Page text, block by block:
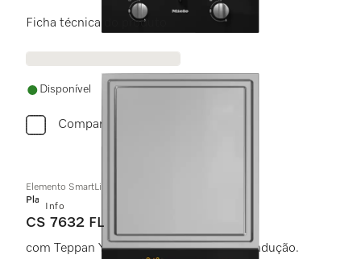
Ficha técnica do produto
Disponível
Comparar
Info
Elemento SmartLine
Platinum
CS 7632 FL
com Teppan Yaki com aquecimento por indução.